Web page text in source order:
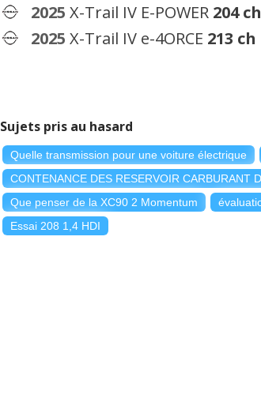
2025 X-Trail IV E-POWER 204 ch
2025 X-Trail IV e-4ORCE 213 ch
Sujets pris au hasard
Quelle transmission pour une voiture électrique
CONTENANCE DES RESERVOIR CARBURANT
Que penser de la XC90 2 Momentum
Essai 208 1,4 HDI